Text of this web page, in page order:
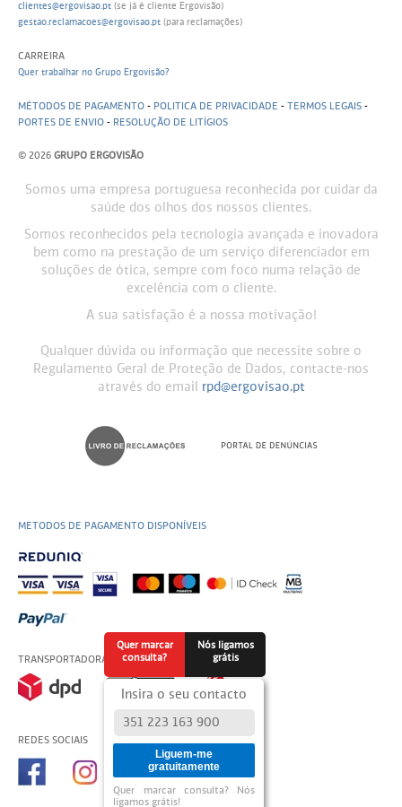
clientes@ergovisao.pt (se já é cliente Ergovisão)
gestao.reclamacoes@ergovisao.pt (para reclamações)
CARREIRA
Quer trabalhar no Grupo Ergovisão?
MÉTODOS DE PAGAMENTO - POLITICA DE PRIVACIDADE - TERMOS LEGAIS -
PORTES DE ENVIO - RESOLUÇÃO DE LITÍGIOS
© 2026 GRUPO ERGOVISÃO
Somos uma empresa portuguesa reconhecida por cuidar da
saúde dos olhos dos nossos clientes.
Somos reconhecidos pela tecnologia avançada e inovadora
bem como na prestação de um serviço diferenciador em
soluções de ótica, sempre com foco numa relação de
excelência com o cliente.
A sua satisfação é a nossa motivação!
Qualquer dúvida ou informação que necessite sobre o
Regulamento Geral de Proteção de Dados, contacte-nos
através do email
rpd@ergovisao.pt
METODOS DE PAGAMENTO DISPONÍVEIS
TRANSPORTADORAS USADAS
REDES SOCIAIS
Quer marcar
consulta?
Nós ligamos
grátis
Insira o seu contacto
Liguem-me
gratuitamente
Quer marcar consulta? Nós
ligamos grátis!